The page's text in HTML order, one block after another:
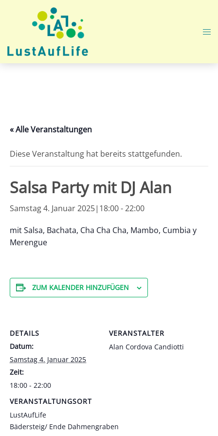
« Alle Veranstaltungen
Diese Veranstaltung hat bereits stattgefunden.
Salsa Party mit DJ Alan
Samstag 4. Januar 2025|18:00-22:00
mit Salsa, Bachata, Cha Cha Cha, Mambo, Cumbia y
Merengue
ZUM KALENDER HINZUFÜGEN
DETAILS
Datum:
Samstag 4. Januar 2025
Zeit:
18:00 - 22:00
VERANSTALTUNGSORT
LustAufLife
Bädersteig/ Ende Dahmengraben
VERANSTALTER
Alan Cordova Candiotti